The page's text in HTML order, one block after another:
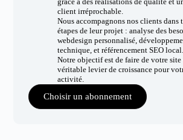
client irréprochable.
Nous accompagnons nos clients dans
étapes de leur projet : analyse des
webdesign personnalisé,
technique, et référencement SEO local.
Notre objectif est de faire de votre site
véritable levier de croissance pour
activité.
Choisir un abonnement